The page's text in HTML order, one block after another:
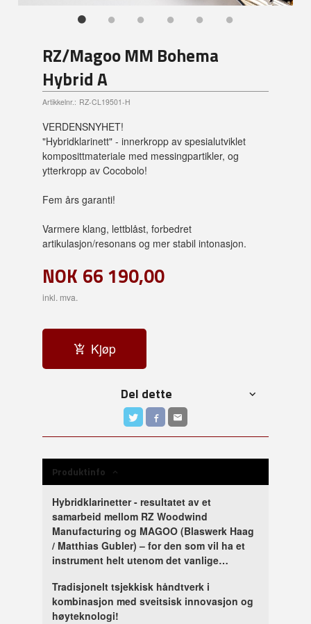
RZ/Magoo MM Bohema
Hybrid A
Artikkelnr.: RZ-CL19501-H
VERDENSNYHET!
"Hybridklarinett" - innerkropp av spesialutviklet
komposittmateriale med messingpartikler, og
ytterkropp av Cocobolo!
Fem års garanti!
Varmere klang, lettblåst, forbedret
artikulasjon/resonans og mer stabil intonasjon.
NOK 66 190,00
inkl. mva.
Kjøp
Del dette
Produktinfo
Hybridklarinetter - resultatet av et
samarbeid mellom RZ Woodwind
Manufacturing og MAGOO (Blaswerk Haag
/ Matthias Gubler) – for den som vil ha et
instrument helt utenom det vanlige…
Tradisjonelt tsjekkisk håndtverk i
kombinasjon med sveitsisk innovasjon og
høyteknologi!